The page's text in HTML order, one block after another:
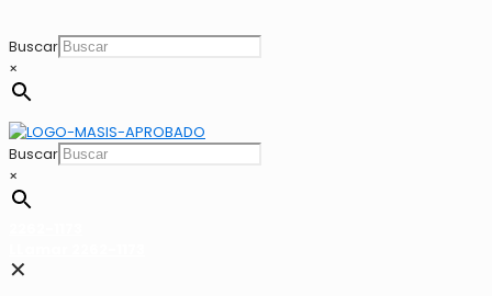
Buscar
×
Buscar
×
✕